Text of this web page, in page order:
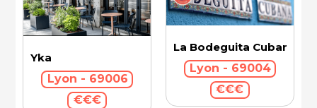
Yka
Lyon - 69006
€€€
La Bodeguita Cubana
Lyon - 69004
€€€